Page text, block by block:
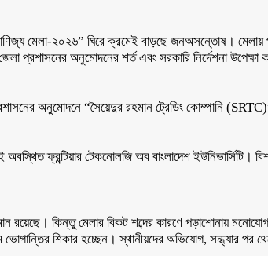
মেলা-২০২৬” ঘিরে ক্রমেই বাড়ছে জনঅসন্তোষ। মেলায়
প্রশাসনের অনুমোদনের শর্ত এবং সরকারি নির্দেশনা উপেক্ষা
অনুমোদনে “সৈয়েদুর রহমান ট্রেডিং কোম্পানি
ফ্রন্টিয়ার টেকনোলজি অব বাংলাদেশ ইউনিভার্সিটি।
রয়েছে। কিন্তু মেলার বিকট শব্দের কারণে পড়াশোনায়
ভোগান্তির শিকার হচ্ছেন। স্থানীয়দের অভিযোগ, সন্ধ্যার